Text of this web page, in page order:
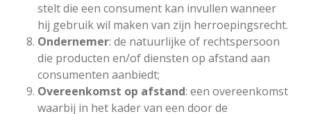
stelt die een consument kan invullen wanneer
hij gebruik wil maken van zijn herroepingsrecht.
Ondernemer: de natuurlijke of rechtspersoon
die producten en/of diensten op afstand aan
consumenten aanbiedt;
Overeenkomst op afstand: een overeenkomst
waarbij in het kader van een door de